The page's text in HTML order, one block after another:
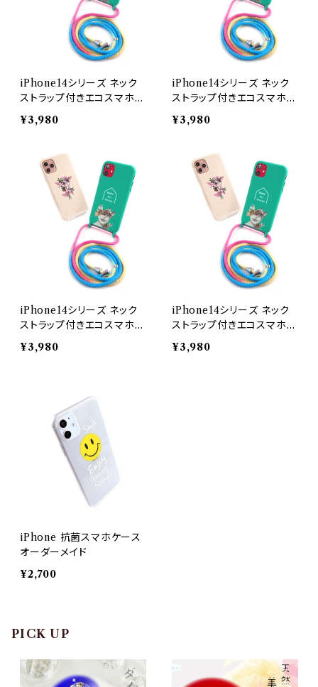
iPhone14シリーズ ネック
ストラップ付きエコスマホケ
ース【抗菌素材】 オーダー
メイド iPhone14
¥3,980
iPhone14シリーズ ネック
ストラップ付きエコスマホケ
ース【抗菌素材】 オーダー
メイド iPhone14Pro
¥3,980
iPhone14シリーズ ネック
ストラップ付きエコスマホケ
ース【抗菌素材】 オーダー
メイド iPhone14Plus
¥3,980
iPhone14シリーズ ネック
ストラップ付きエコスマホケ
ース【抗菌素材】 オーダー
メイド iPhone14ProMax
¥3,980
iPhone 抗菌スマホケース
オーダーメイド
¥2,700
PICK UP